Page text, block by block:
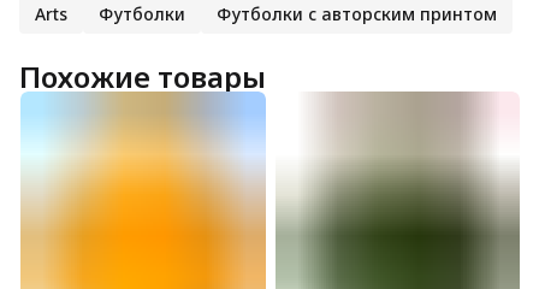
Arts Футболки Футболки с авторским принтом
Похожие товары